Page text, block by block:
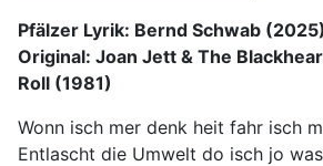
Pfälzer Lyrik: Bernd Schwab (2025)
Original: Joan Jett & The
Roll (1981)
Wonn isch mer denk heit fahr isch
Entlascht die Umwelt do isch jo